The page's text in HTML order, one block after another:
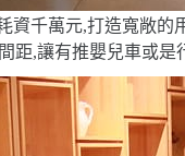
資千萬元,打造寬敞的
距,讓有推嬰兒車或